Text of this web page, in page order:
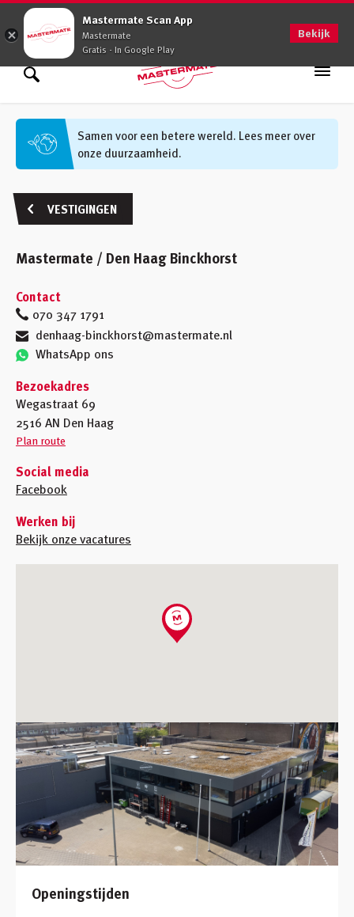
Mastermate Scan App
Mastermate
Gratis - In Google Play
Bekijk
0900 - 0509
Assortiment
Oplossingen
Advies op maat
Werken bij
Klantenservice
Zoek binnen assortiment
Zoek informatie
Samen voor een betere wereld. Lees meer over
onze duurzaamheid.
VESTIGINGEN
Mastermate / Den Haag Binckhorst
Contact
070 347 1791
denhaag-binckhorst@mastermate.nl
WhatsApp ons
Bezoekadres
Wegastraat 69
2516 AN Den Haag
Plan route
Social media
Facebook
Werken bij
Bekijk onze vacatures
Openingstijden